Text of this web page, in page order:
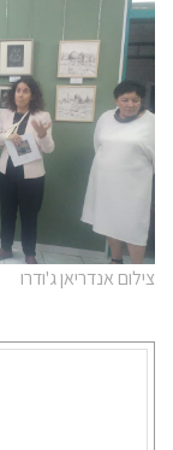
צילום אנדריאן ג'ודרו